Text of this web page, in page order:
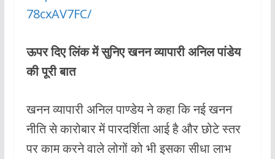
78cxAV7FC/
ऊपर दिए लिंक में सुनिए खनन व्यापारी अनिल पांडेय
की पूरी बात
खनन व्यापारी अनिल पाण्डेय ने कहा कि नई खनन
नीति से कारोबार में पारदर्शिता आई है और छोटे स्तर
पर काम करने वाले लोगों को भी इसका सीधा लाभ